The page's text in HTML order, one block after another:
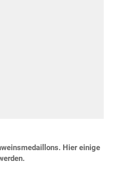
Hier einige